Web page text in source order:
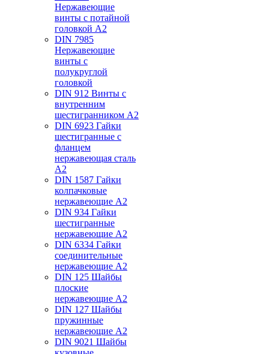
Нержавеющие
винты с потайной
головкой А2
DIN 7985
Нержавеющие
винты с
полукруглой
головкой
DIN 912 Винты с
внутренним
шестигранником А2
DIN 6923 Гайки
шестигранные с
фланцем
нержавеющая сталь
А2
DIN 1587 Гайки
колпачковые
нержавеющие А2
DIN 934 Гайки
шестигранные
нержавеющие А2
DIN 6334 Гайки
соединительные
нержавеющие А2
DIN 125 Шайбы
плоские
нержавеющие А2
DIN 127 Шайбы
пружинные
нержавеющие А2
DIN 9021 Шайбы